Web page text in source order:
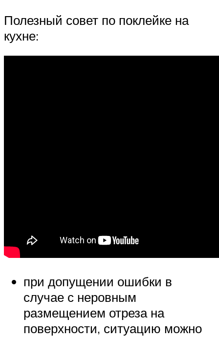
Полезный совет по поклейке на
кухне:
при допущении ошибки в
случае с неровным
размещением отреза на
поверхности, ситуацию можно